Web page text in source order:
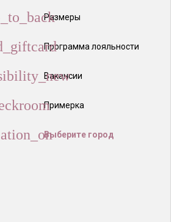
Размеры
Программа лояльности
Вакансии
Примерка
Выберите город